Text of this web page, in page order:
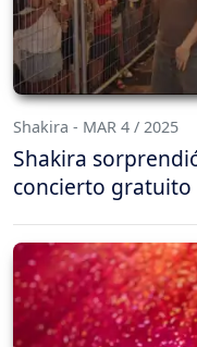
Shakira - MAR 4 / 2025
Shakira
concierto gratuito